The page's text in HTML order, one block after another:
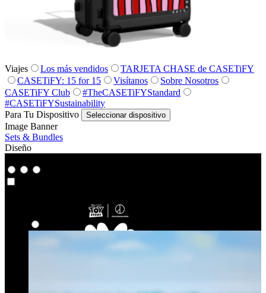
Viajes Los más vendidos
TARJETA CHASE de CASETiFY
CASETiFY: 15 for 15
Visítanos
Sobre Nosotros
CASETiFY Club
#TheCASETiFYStandard
#CASETiFYSustainability
Para Tu Dispositivo
Seleccionar dispositivo
Image Banner
Sets & Bundles
Diseño